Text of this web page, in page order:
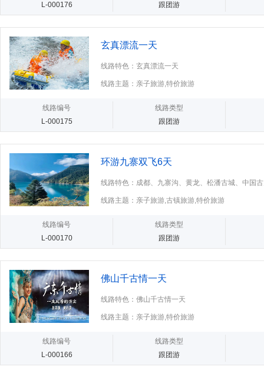
L-000176
跟团游
玄真漂流一天
线路特色：玄真漂流一天
线路主题：亲子旅游,特价旅游
线路编号
L-000175
线路类型
跟团游
环游九寨双飞6天
线路特色：成都、九寨沟、黄龙、松潘古城、中国
线路主题：亲子旅游,古镇旅游,特价旅游
线路编号
L-000170
线路类型
跟团游
佛山千古情一天
线路特色：佛山千古情一天
线路主题：亲子旅游,特价旅游
线路编号
L-000166
线路类型
跟团游